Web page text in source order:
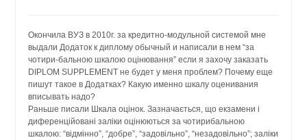
Окончила ВУЗ в 2010г. за кредитно-модульной системой мне
выдали Додаток к диплому обычный и написали в нем “за
чотири-бальною шкалою оцінювання” если я захочу заказать
DIPLOM SUPPLEMENT не будет у меня проблем? Почему еще
пишут такое в Додатках? Какую именно шкалу оценивания
вписывать надо?
Раньше писали Шкала оцінок. Зазначається, що екзамени і
диференційовані заліки оцінюються за чотирибальною
шкалою: “відмінно”, “добре”, “задовільно”, “незадовільно”; заліки